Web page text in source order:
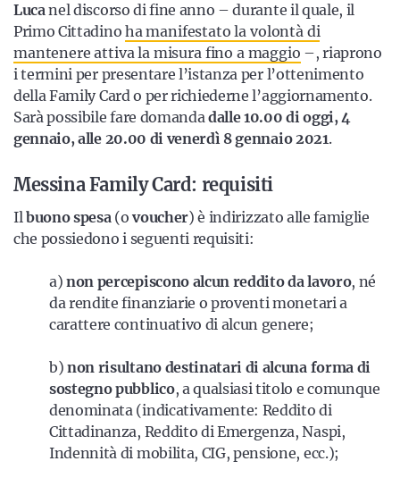
Lucanel discorso di fine anno – durante il quale, il
Primo Cittadino ha manifestato la volontà di
mantenere attiva la misura fino a maggio –, riaprono
i termini per presentare l’istanza per l’ottenimento
della Family Card o per richiederne l’aggiornamento.
Sarà possibile fare domandadalle 10.00 di oggi, 4
gennaio, alle 20.00 di venerdì 8 gennaio 2021.
Messina Family Card: requisiti
Ilbuono spesa(ovoucher) è indirizzato alle famiglie
che possiedono i seguenti requisiti:
a)non percepiscono alcun redditoda lavoro, né
da rendite finanziarie o proventi monetari a
carattere continuativo di alcun genere;
b)non risultano destinatari di alcuna forma di
sostegno pubblico, a qualsiasi titolo e comunque
denominata (indicativamente: Reddito di
Cittadinanza, Reddito di Emergenza, Naspi,
Indennità di mobilita, CIG, pensione, ecc.);